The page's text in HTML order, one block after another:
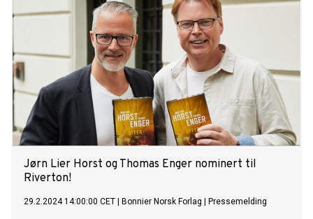
Jørn Lier Horst og Thomas Enger nominert til
Riverton!
29.2.2024 14:00:00 CET Bonnier Norsk Forlag Pressemelding